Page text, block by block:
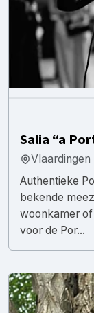
Salia “a
Vlaardingen
Authentieke
bekende
woonkamer
voor de Por...